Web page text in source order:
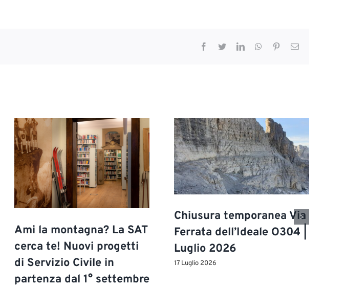
Facebook
TwitterLinkedInWhatsApp
PinterestEmail
Ami la montagna? La SAT
cerca te! Nuovi progetti
di Servizio Civile in
partenza dal 1° settembre
Chiusura temporanea Via
Ferrata dell’Ideale O304 |
Luglio 2026
17 Luglio 2026